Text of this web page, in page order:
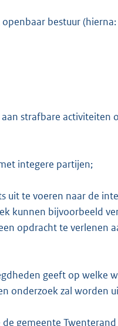
bestuur
strafbare activiteiten
integere partijen;
uit te voeren naar de
kunnen bijvoorbeeld
opdracht te verlenen
geeft op welke
onderzoek zal worden
gemeente